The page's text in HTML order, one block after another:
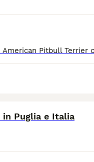
in Puglia e Italia